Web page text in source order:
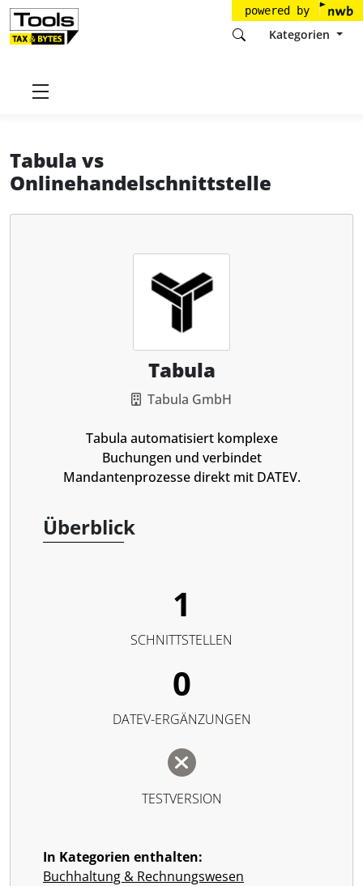
powered by
Kategorien
Startseite
Tabula vs
Onlinehandelschnittstelle
Tabula
Tabula GmbH
Tabula automatisiert komplexe
Buchungen und verbindet
Mandantenprozesse direkt mit DATEV.
Überblick
1
SCHNITTSTELLEN
0
DATEV-ERGÄNZUNGEN
TESTVERSION
In Kategorien enthalten:
Buchhaltung & Rechnungswesen